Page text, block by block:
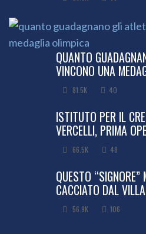
QUANTO
VINCONO UNA
81.5K 40
ISTITUTO PER IL
VERCELLI, PRIMA
66.5K 48
QUESTO “SIGNORE”
CACCIATO DAL
56.9K 106